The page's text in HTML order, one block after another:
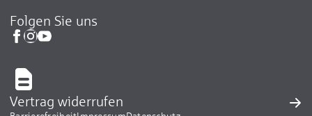
Folgen Sie uns
Vertrag widerrufen